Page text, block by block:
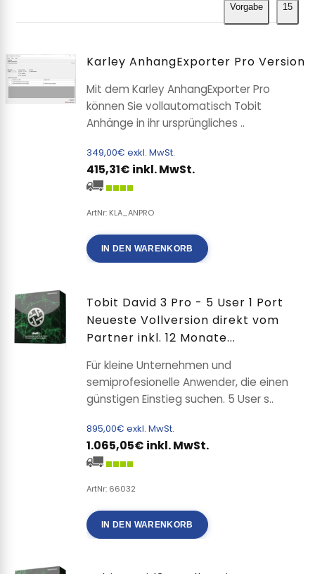
Vorgabe 15
Karley AnhangExporter Pro Version
Mit dem Karley AnhangExporter Pro
können Sie vollautomatisch Tobit
Anhänge in ihr ursprüngliches ..
349,00€ exkl. MwSt.
415,31€ inkl. MwSt.
ArtNr: KLA_ANPRO
IN DEN WARENKORB
Tobit David 3 Pro - 5 User 1 Port
Neueste Vollversion direkt vom
Partner inkl. 12 Monate...
Für kleine Unternehmen und
semiprofesionelle Anwender, die einen
günstigen Einstieg suchen. 5 User s..
895,00€ exkl. MwSt.
1.065,05€ inkl. MwSt.
ArtNr: 66032
IN DEN WARENKORB